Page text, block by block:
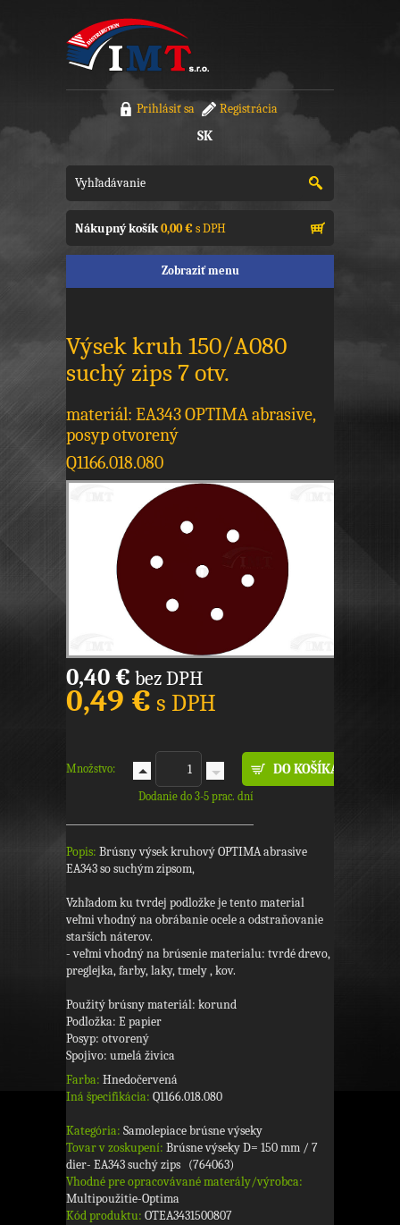
Prihlásiť sa Registrácia
SK
Nákupný košík0,00 €s DPH
Zobraziť menu
Výsek kruh 150/A080
suchý zips 7 otv.
materiál: EA343 OPTIMA abrasive,
posyp otvorený
Q1166.018.080
0,40 € bez DPH
0,49 € s DPH
Množstvo:
Dodanie do 3-5 prac. dní
Popis: Brúsny výsek kruhový OPTIMA abrasive
EA343 so suchým zipsom,
Vzhľadom ku tvrdej podložke je tento material
veľmi vhodný na obrábanie ocele a odstraňovanie
starších náterov.
- veľmi vhodný na brúsenie materialu: tvrdé drevo,
preglejka, farby, laky, tmely , kov.
Použitý brúsny materiál: korund
Podložka: E papier
Posyp: otvorený
Spojivo: umelá živica
Farba: Hnedočervená
Iná špecifikácia: Q1166.018.080
Kategória: Samolepiace brúsne výseky
Tovar v zoskupení: Brúsne výseky D= 150 mm / 7
dier- EA343 suchý zips (764063)
Vhodné pre opracovávané materály/výrobca:
Multipoužitie-Optima
Kód produktu: OTEA3431500807